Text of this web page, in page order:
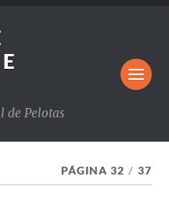
de Pelotas
PÁGINA 32 / 37